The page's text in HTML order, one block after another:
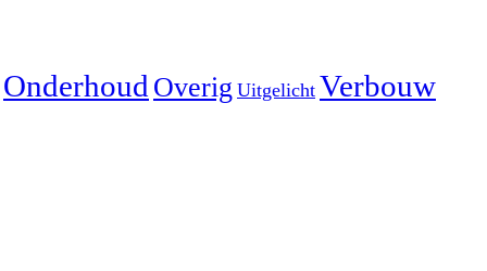
Onderhoud Overig Uitgelicht Verbouw